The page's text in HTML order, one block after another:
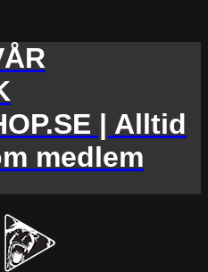
| Alltid
medlem